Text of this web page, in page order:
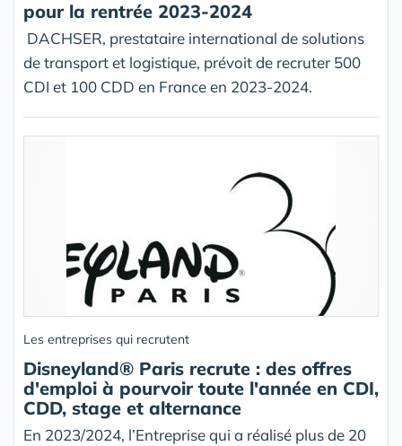
pour la rentrée 2023-2024
DACHSER, prestataire international de solutions
de transport et logistique, prévoit de recruter 500
CDI et 100 CDD en France en 2023-2024.
Les entreprises qui recrutent
Disneyland® Paris recrute : des offres
d'emploi à pourvoir toute l'année en CDI,
CDD, stage et alternance
En 2023/2024, l’Entreprise qui a réalisé plus de 20